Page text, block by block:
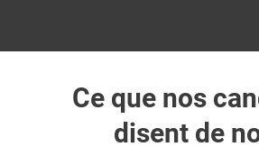
Ce que nos
disent de